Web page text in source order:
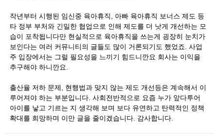
작년부터 시행된 임신중 육아휴직, 아빠 육아휴직 보너스 제도 등
타 정부 부처와 긴밀한 협업으로 인해 제도를 더 낫게 개선하는 모
습이 포착됩니다만 현실적으로 육아휴직을 쓰는게 굉장히 눈치가
보인다는 여러 커뮤니티의 글들도 많이 거론되기도 했었죠. 사업
주 입장에서는 그럴 필요성을 느끼기 힘드니깐요 회사는 이익을
추구해야 하니깐요.
출산율 저하 문제, 현행법과 맞지 않는 제도 개선등은 계속해서 이
루어져야 하는 부분입니다. 사회전반적으로 요즘 누가 앞다투어
아이를 낳고 기르는 지 생각해 보며 보다 유연하고 탄력적인 정책
확대를 희망하며 이만 글을 줄이겠습니다. 감사합니다.